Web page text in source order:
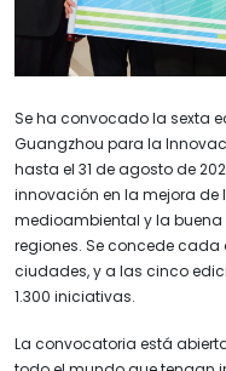
Se ha convocado la sexta
Guangzhou para la
hasta el 31 de agosto de
innovación en la mejora
medioambiental y la
regiones. Se concede
ciudades, y a las cinco
1.300 iniciativas.
La convocatoria está